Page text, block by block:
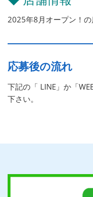
2025年8月オープン！
応募後の流れ
下記の「 LINE」か「
下さい。